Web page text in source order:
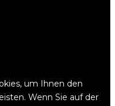
um Ihnen den
Wenn Sie auf der